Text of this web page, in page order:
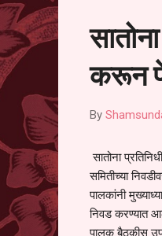
करून
By
सातोना
समितीच्या
पालकांनी
निवड करण्यात
पालक बैठकीस